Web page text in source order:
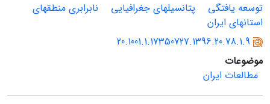
توسعه‏ یافتگی
پتانسیل‏های جغرافیایی
نابرابری منطقه‏ای
استان‏های ایران
20.1001.1.17350727.1396.20.78.1.9
موضوعات
مطالعات ایران